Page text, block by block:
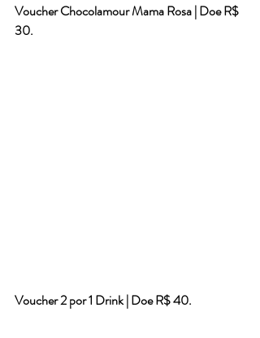
Voucher Chocolamour Mama Rosa | Doe R$
30.
Voucher 2 por 1 Drink | Doe R$ 40.